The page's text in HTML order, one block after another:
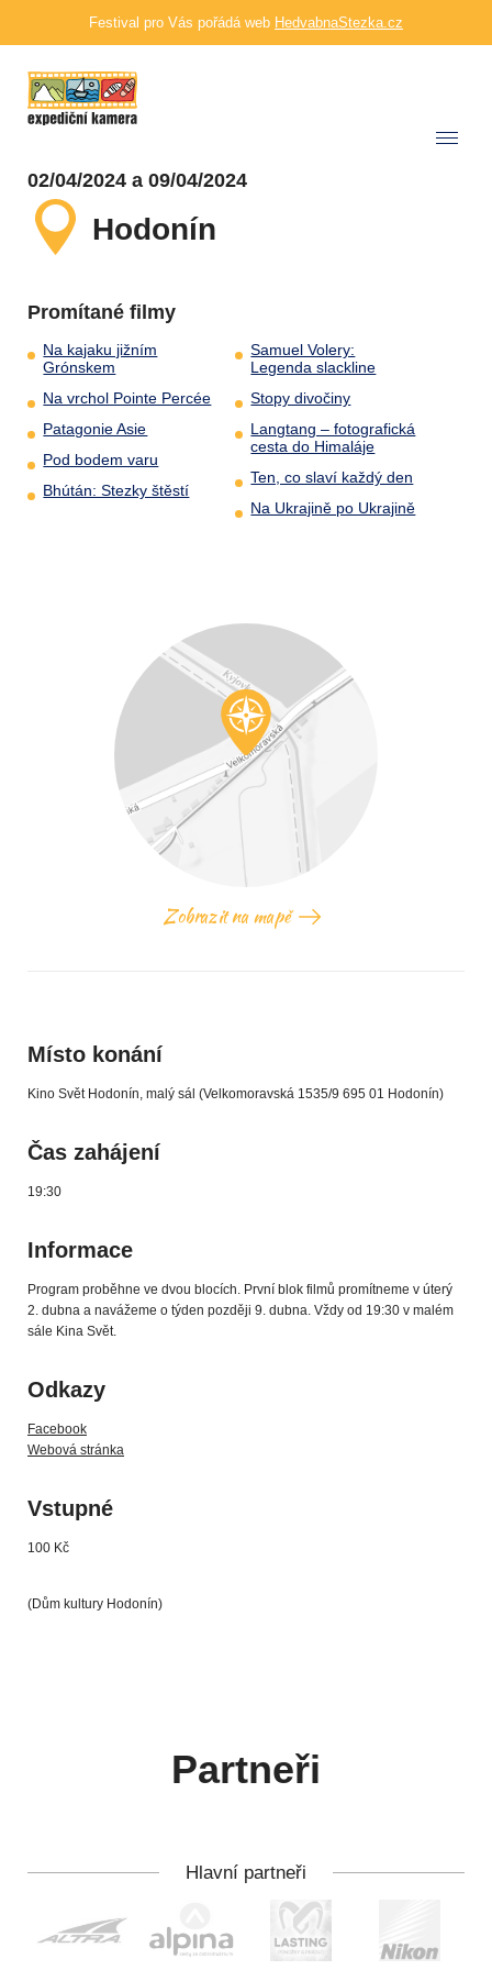
Festival pro Vás pořádá web HedvabnaStezka.cz
02/04/2024 a 09/04/2024
Hodonín
Promítané filmy
Na kajaku jižním
Grónskem
Na vrchol Pointe Percée
Patagonie Asie
Pod bodem varu
Bhútán: Stezky štěstí
Samuel Volery:
Legenda slackline
Stopy divočiny
Langtang – fotografická
cesta do Himaláje
Ten, co slaví každý den
Na Ukrajině po Ukrajině
Zobrazit na mapě
Místo konání
Kino Svět Hodonín, malý sál (Velkomoravská 1535/9 695 01 Hodonín)
Čas zahájení
19:30
Informace
Program proběhne ve dvou blocích. První blok filmů promítneme v úterý
2. dubna a navážeme o týden později 9. dubna. Vždy od 19:30 v malém
sále Kina Svět.
Odkazy
Facebook
Webová stránka
Vstupné
100 Kč
(Dům kultury Hodonín)
Partneři